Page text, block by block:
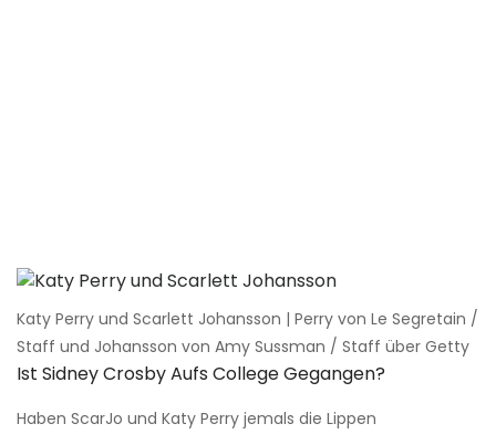
Katy Perry und Scarlett Johansson | Perry von Le Segretain /
Staff und Johansson von Amy Sussman / Staff über Getty
Ist Sidney Crosby Aufs College Gegangen?
Haben ScarJo und Katy Perry jemals die Lippen